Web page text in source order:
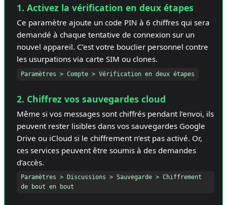
1. Activez la vérification en deux étapes
Ce paramètre ajoute un code PIN à 6 chiffres qui sera
demandé à chaque tentative de connexion sur un
nouvel appareil. C’est votre bouclier personnel contre
les usurpations via carte SIM ou clones.
Paramètres > Compte > Vérification en deux étapes
2. Chiffrez vos sauvegardes cloud
Même si vos messages sont chiffrés pendant l’envoi, ils
peuvent rester lisibles dans vos sauvegardes Google
Drive ou iCloud si le chiffrement n’est pas activé. Or,
ces services peuvent être soumis à des demandes
d’accès.
Paramètres > Discussions > Sauvegarde > Chiffrement
de bout en bout